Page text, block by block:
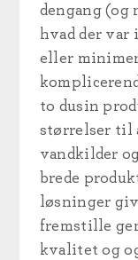
dengang (og
hvad der var
eller
to dusin
størrelser til
vandkilder
brede
løsninger
fremstille
kvalitet og